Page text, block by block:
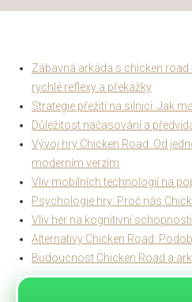
Zábavná arkáda s chicken
rychlé reflexy a překážky
Strategie přežití na silnici: Jak
Důležitost načasování a
Vývoj hry Chicken Road: Od
moderním verzím
Vliv mobilních technologií na
Psychologie hry: Proč nás
Vliv her na kognitivní schopnosti
Alternativy Chicken Road:
Budoucnost Chicken Road a